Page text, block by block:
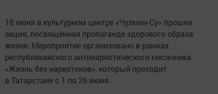
18 июня в культурном центре «Чулман-Су» прошла
акция, посвящённая пропаганде здорового образа
жизни. Мероприятие организовано в рамках
республиканского антинаркотического месячника
«Жизнь без наркотиков», который проходит
в Татарстане с 1 по 26 июня.